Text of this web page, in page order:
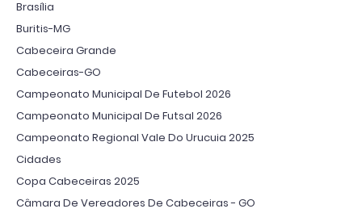
Brasília
Buritis-MG
Cabeceira Grande
Cabeceiras-GO
Campeonato Municipal De Futebol 2026
Campeonato Municipal De Futsal 2026
Campeonato Regional Vale Do Urucuia 2025
Cidades
Copa Cabeceiras 2025
Câmara De Vereadores De Cabeceiras - GO